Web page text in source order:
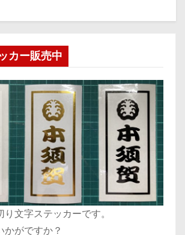
カー販売中
文字ステッカーです。
がですか？